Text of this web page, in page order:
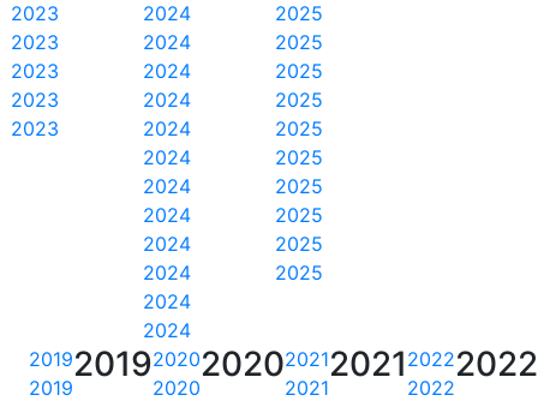
2025
2025
2025
2025
2025
2025
2025
2025
2025
2025
2024
2024
2024
2024
2024
2024
2024
2024
2024
2024
2024
2024
2023
2023
2023
2023
2023
2022
2022
2022
2021
2021
2021
2020
2020
2020
2019
2019
2019